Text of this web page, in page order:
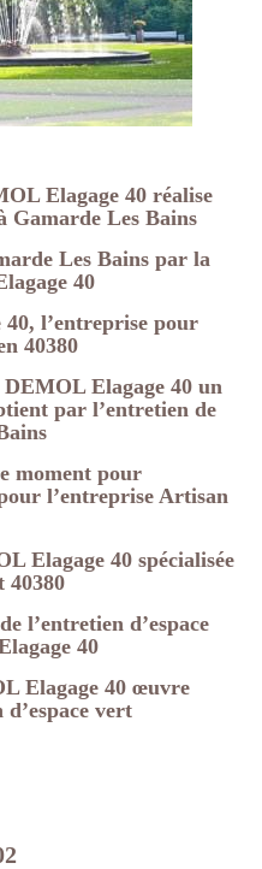
Elagage 40 réalise
Gamarde Les Bains
Les Bains par la
40
l’entreprise pour
40380
Elagage 40 un
par l’entretien de
moment pour
l’entreprise Artisan
Elagage 40 spécialisée
40380
l’entretien d’espace
40
Elagage 40 œuvre
vert